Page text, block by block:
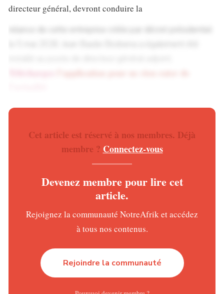
directeur général, devront conduire la
Une entreprise née pour redresser un secteur en
Lors de la cérémonie d’installation, le ministre de l’Eau et
de l’Énergie, Gaston Eloundou Essomba, a rappelé que
non de prestige.
accumulés dans le secteur électrique, marqués par des
jugée insuffisante et une perte progressive de confiance
des usagers.
Cet article est réservé à nos membres. Déjà
membre ? Connectez-vous
Devenez membre pour lire cet
article.
Rejoignez la communauté NotreAfrik et accédez
à tous nos contenus.
Rejoindre la communauté